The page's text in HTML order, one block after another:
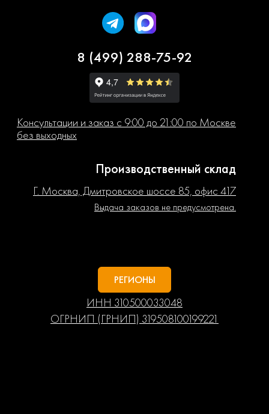
8 (499) 288-75-92
Консультации и заказ с 9:00 до 21:00 по Москве
без выходных
Производственный склад
Г. Москва, Дмитровское шоссе 85, офис 417
Выдача заказов не предусмотрена.
РЕГИОНЫ
ИНН 310500033048
ОГРНИП (ГРНИП) 319508100199221